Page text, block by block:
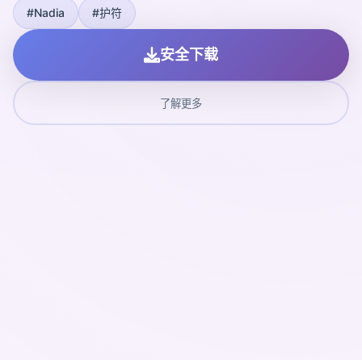
#Nadia #护符
安全下载
了解更多